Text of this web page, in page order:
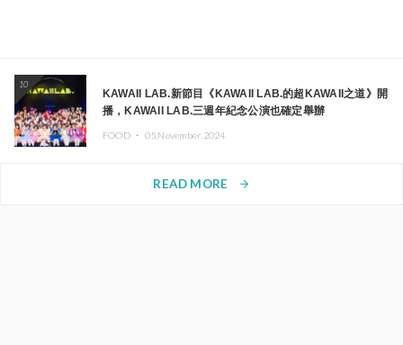
10
KAWAII LAB.新節目《KAWAII LAB.的超KAWAII之道》開
播，KAWAII LAB.三週年紀念公演也確定舉辦
FOOD ・ 05.November.2024
READ MORE arrow_forward